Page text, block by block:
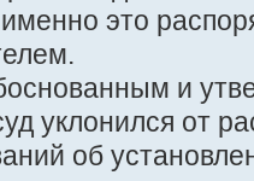
это
и
уклонился от
об